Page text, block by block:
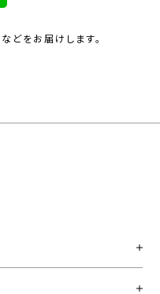
どをお届けします。